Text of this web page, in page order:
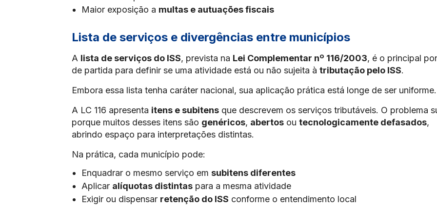
Maior exposição a multas e autuações fiscais
Lista de serviços e divergências entre municípios
A lista de serviços do ISS, prevista na Lei Complementar nº 116/2003, é o principal
de partida para definir se uma atividade está ou não sujeita à tributação pelo ISS.
Embora essa lista tenha caráter nacional, sua aplicação prática está longe de ser uniforme.
A LC 116 apresenta itens e subitens que descrevem os serviços tributáveis. O problema
porque muitos desses itens são genéricos, abertos ou tecnologicamente defasados,
abrindo espaço para interpretações distintas.
Na prática, cada município pode:
Enquadrar o mesmo serviço em subitens diferentes
Aplicar alíquotas distintas para a mesma atividade
Exigir ou dispensar retenção do ISS conforme o entendimento local